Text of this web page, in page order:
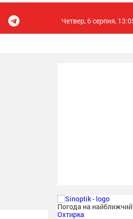
Четвер, 6 серпня,
Погода на
Охтирка